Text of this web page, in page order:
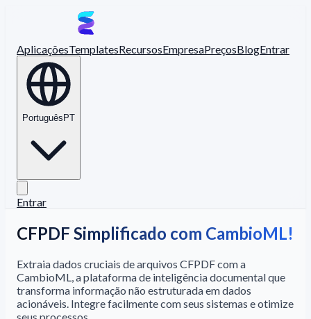
AplicaçõesTemplatesRecursosEmpresaPreçosBlogEntrar
Português PT
Entrar
CFPDF Simplificado com CambioML!
Extraia dados cruciais de arquivos CFPDF com a
CambioML, a plataforma de inteligência documental que
transforma informação não estruturada em dados
acionáveis. Integre facilmente com seus sistemas e otimize